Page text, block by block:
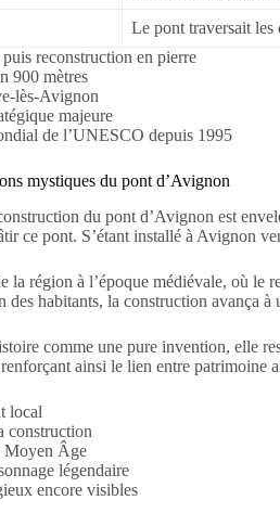
Le pont traversait les
reconstruction en pierre
900 mètres
lès-Avignon
majeure
de l’UNESCO depuis 1995
mystiques du pont d’Avignon
du pont d’Avignon est
ce pont. S’étant installé à Avignon
la région à l’époque médiévale, où
des habitants, la construction avança
comme une pure invention, elle
ainsi le lien entre patrimoine
local
construction
Moyen Âge
légendaire
encore visibles